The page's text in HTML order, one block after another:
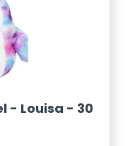
- Louisa - 30